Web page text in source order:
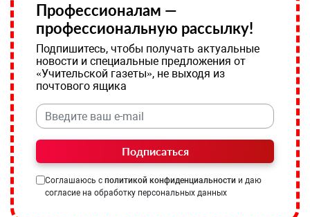
Профессионалам —
профессиональную рассылку!
Подпишитесь, чтобы получать актуальные
новости и специальные предложения от
«Учительской газеты», не выходя из
почтового ящика
Подписаться
Соглашаюсь с политикой конфиденциальности и даю
согласие на обработку персональных данных